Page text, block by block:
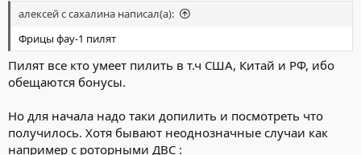
алексей с сахалина написал(а):
Фрицы фау-1 пилят
Пилят все кто умеет пилить в т.ч США, Китай и РФ, ибо
обещаются бонусы.
Но для начала надо таки допилить и посмотреть что
получилось. Хотя бывают неоднозначные случаи как
например с роторными ДВС :